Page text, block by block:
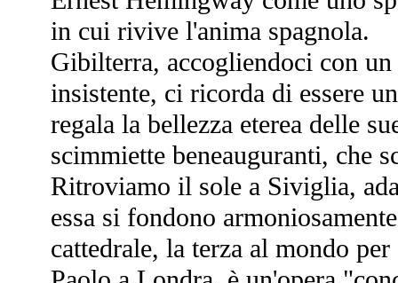
in cui rivive l'anima spagnola.
Gibilterra, accogliendoci con
insistente, ci ricorda di essere
regala la bellezza eterea delle
scimmiette beneauguranti, che
Ritroviamo il sole a Siviglia,
essa si fondono
cattedrale, la terza al mondo